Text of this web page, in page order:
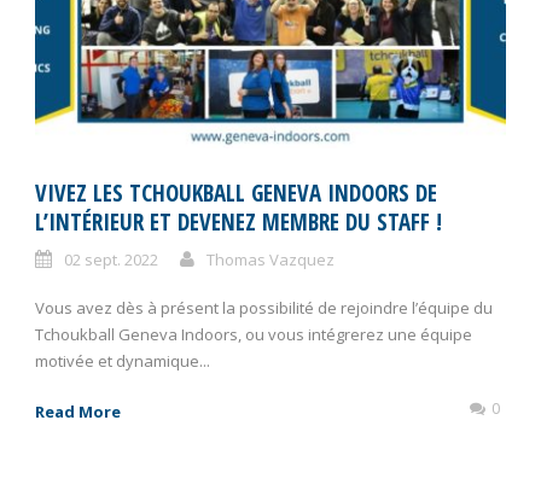
VIVEZ LES TCHOUKBALL GENEVA INDOORS DE
L’INTÉRIEUR ET DEVENEZ MEMBRE DU STAFF !
02 sept. 2022 Thomas Vazquez
Vous avez dès à présent la possibilité de rejoindre l’équipe du
Tchoukball Geneva Indoors, ou vous intégrerez une équipe
motivée et dynamique...
Read More 0